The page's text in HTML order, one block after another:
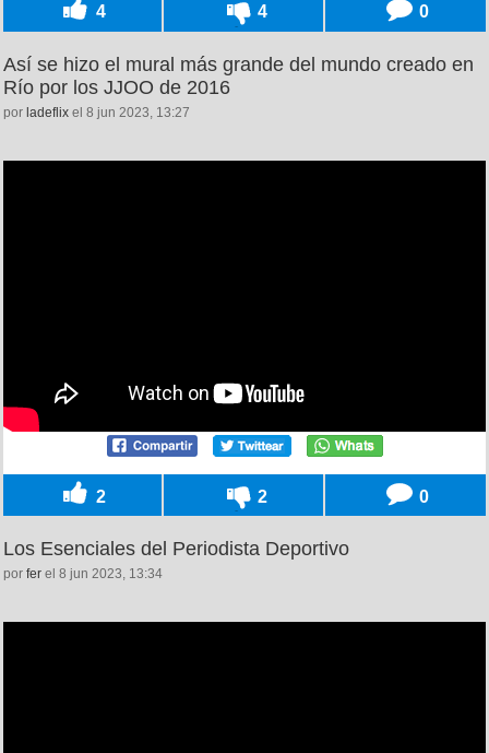
4 4 0
Así se hizo el mural más grande del mundo creado en
Río por los JJOO de 2016
por ladeflix el 8 jun 2023, 13:27
2 2 0
Los Esenciales del Periodista Deportivo
por fer el 8 jun 2023, 13:34